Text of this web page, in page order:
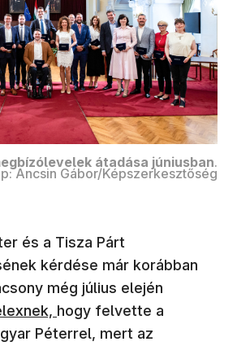
átadása júniusban.
Ancsin Gábor/Képszerkesztőség
és a Tisza Párt
kérdése már korábban
még július elején
hogy felvette a
Péterrel, mert az